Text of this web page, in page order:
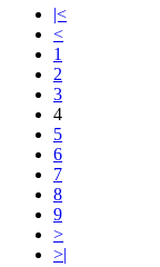
|<
<
1
2
3
4
5
6
7
8
9
>
>|